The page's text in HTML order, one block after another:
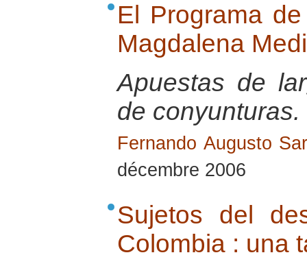
El Programa
Magdalena
Apuestas de
de conyunturas.
Fernando Augusto
décembre 2006
Sujetos del
Colombia : una